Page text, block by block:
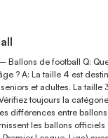
Ballons de football Q:
? A: La taille 4 est
et adultes. La taille
toujours la
différences entre
les ballons